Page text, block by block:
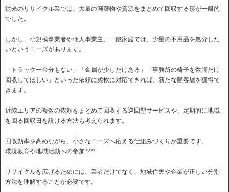
従来のリサイクル業では、大量の廃棄物や資源をまとめて回収する形が一般的
でした。
しかし、小規模事業者や個人事業主、一般家庭では、少量の不用品を処分した
いというニーズがあります。
「トラック一台分もない」「金属が少しだけある」「事務所の椅子を数脚だけ
回収してほしい」といった依頼に柔軟に対応できれば、新たな顧客層を獲得で
きます。
近隣エリアの複数の依頼をまとめて回収する巡回型サービスや、定期的に地域
を回る回収日を設ける方法も考えられます。
回収効率を高めながら、小さなニーズへ応える仕組みづくりが重要です。
環境教育や地域活動への参加????
リサイクルを広げるためには、業者だけでなく、地域住民や企業が正しい分別
方法を理解することが必要です。